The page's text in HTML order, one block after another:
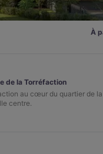
À
de la Torréfaction
au cœur du quartier de
centre.